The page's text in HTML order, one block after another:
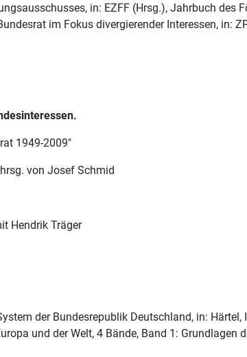
in: EZFF (Hrsg.), Jahrbuch des
im Fokus divergierender Interessen, in:
1949-2009"
von Josef Schmid
Hendrik Träger
der Bundesrepublik Deutschland, in:
und der Welt, 4 Bände, Band 1: